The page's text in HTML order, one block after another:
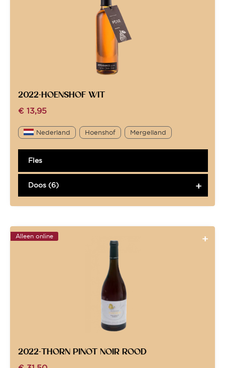
2022-HOENSHOF WIT
€ 13,95
Nederland Hoenshof Mergelland
Fles
Doos (6)
Alleen online
2022-THORN PINOT NOIR ROOD